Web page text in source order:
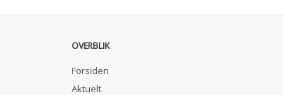
OVERBLIK
Forsiden
Aktuelt